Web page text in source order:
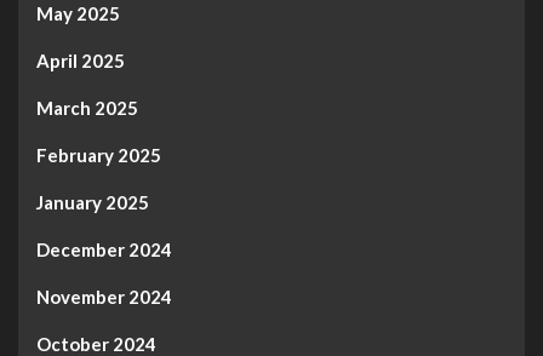
May 2025
April 2025
March 2025
February 2025
January 2025
December 2024
November 2024
October 2024